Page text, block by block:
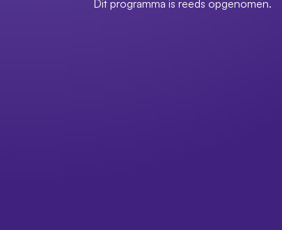
Dit programma is reeds opgenomen.